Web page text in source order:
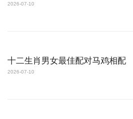
2026-07-10
十二生肖男女最佳配对马鸡相配
2026-07-10